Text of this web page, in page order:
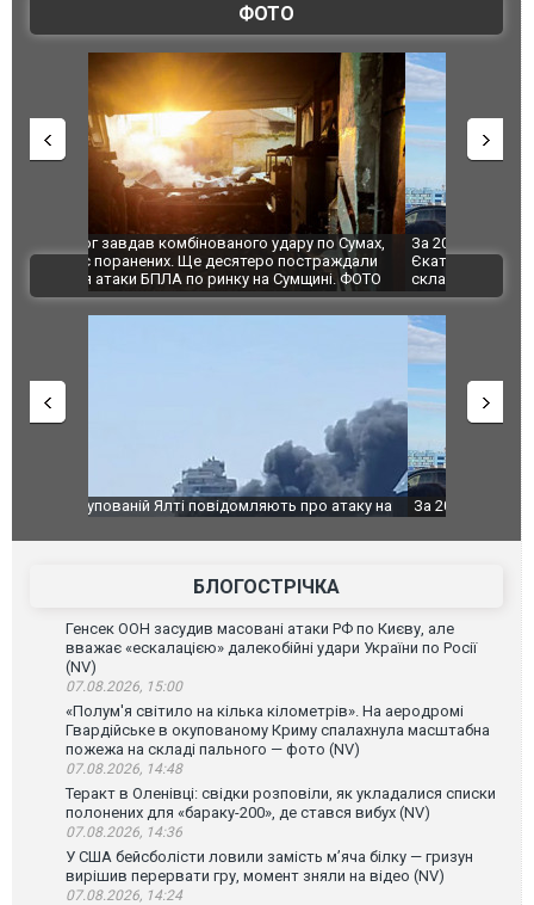
ФОТО
За 2000 кілометрів від кордону з Україною: в
Єкатеринбурзі після атаки дронів загорівся
склад Wildberries. ФОТО. ВІДЕО
"Мої
ВІДЕО
За 2000 кілометрів від кордону з Україною: в
склад Wildberries. ФОТО. ВІДЕО
В
БЛОГОСТРІЧКА
Генсек ООН засудив масовані атаки РФ по Києву, але
вважає «ескалацією» далекобійні удари України по Росії
(NV)
07.08.2026, 15:00
«Полум'я світило на кілька кілометрів». На аеродромі
Гвардійське в окупованому Криму спалахнула масштабна
пожежа на складі пального — фото (NV)
07.08.2026, 14:48
Теракт в Оленівці: свідки розповіли, як укладалися списки
полонених для «бараку-200», де стався вибух (NV)
07.08.2026, 14:36
У США бейсболісти ловили замість м’яча білку — гризун
вирішив перервати гру, момент зняли на відео (NV)
07.08.2026, 14:24